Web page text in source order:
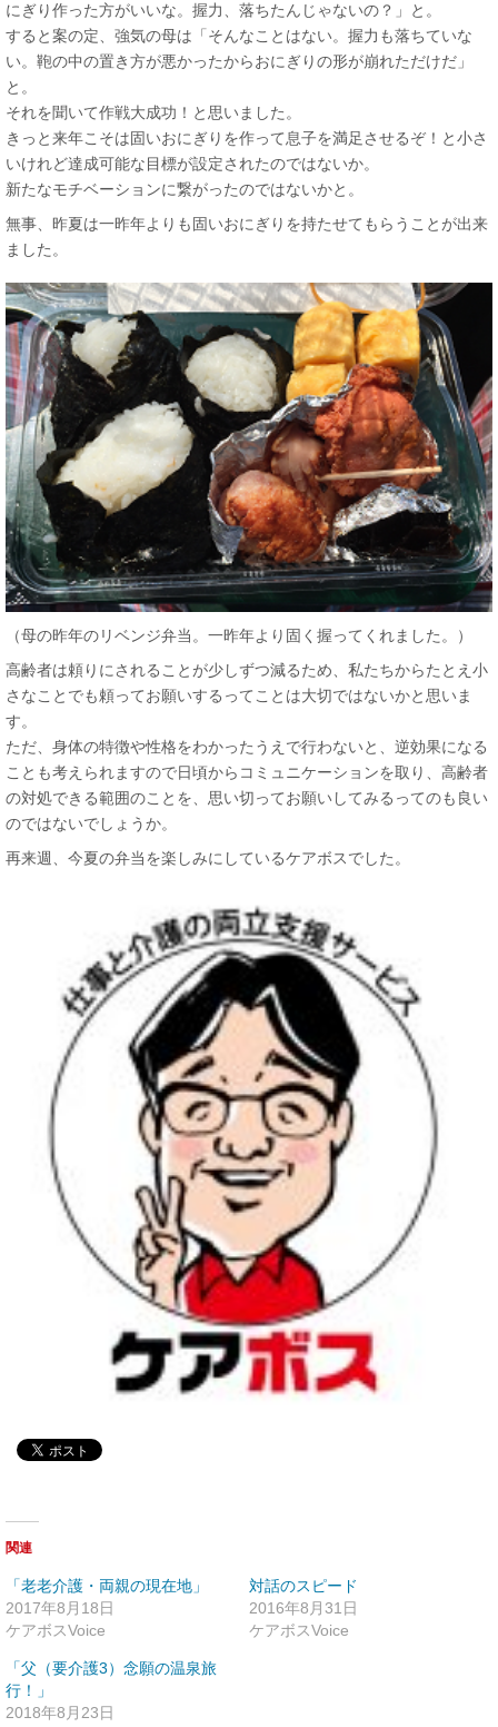
にぎり作った方がいいな。握力、落ちたんじゃないの？」と。
すると案の定、強気の母は「そんなことはない。握力も落ちていな
い。鞄の中の置き方が悪かったからおにぎりの形が崩れただけだ」
と。
それを聞いて作戦大成功！と思いました。
きっと来年こそは固いおにぎりを作って息子を満足させるぞ！と小さ
いけれど達成可能な目標が設定されたのではないか。
新たなモチベーションに繋がったのではないかと。
無事、昨夏は一昨年よりも固いおにぎりを持たせてもらうことが出来
ました。
（母の昨年のリベンジ弁当。一昨年より固く握ってくれました。）
高齢者は頼りにされることが少しずつ減るため、私たちからたとえ小
さなことでも頼ってお願いするってことは大切ではないかと思いま
す。
ただ、身体の特徴や性格をわかったうえで行わないと、逆効果になる
ことも考えられますので日頃からコミュニケーションを取り、高齢者
の対処できる範囲のことを、思い切ってお願いしてみるってのも良い
のではないでしょうか。
再来週、今夏の弁当を楽しみにしているケアボスでした。
関連
「老老介護・両親の現在地」
2017年8月18日
ケアボスVoice
対話のスピード
2016年8月31日
ケアボスVoice
「父（要介護3）念願の温泉旅
行！」
2018年8月23日